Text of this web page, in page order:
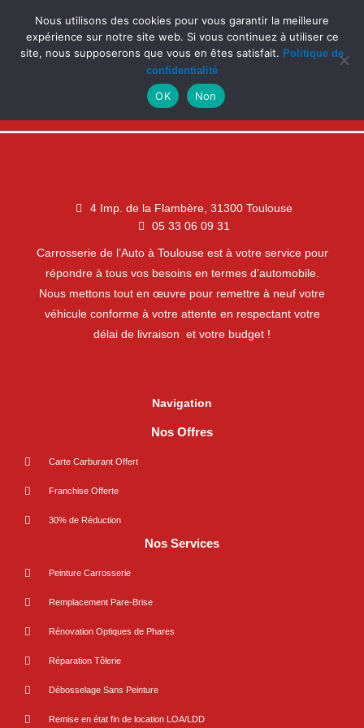
contenu
La carrosserie comme avec les agréments mais
sans les désagréments
4 Imp. de la Flambère, 31300 Toulouse
05 33 06 09 31
Carrosserie de l’Auto à Toulouse est à votre service pour
répondre à tous vos besoins en termes d’automobile.
Nous mettons tout en œuvre pour remettre à neuf votre
véhicule conforme à votre attente en respectant votre
délai de livraison et votre budget !
Navigation
Nos Offres
Carte Carburant Offert
Franchise Offerte
30% de Réduction
Nos Services
Peinture Carrosserie
Remplacement Pare-Brise
Rénovation Optiques de Phares
Réparation Tôlerie
Débosselage Sans Peinture
Remise en état fin de location LOA/LDD
Nous utilisons des cookies pour vous garantir la meilleure
expérience sur notre site web. Si vous continuez à utiliser ce
site, nous supposerons que vous en êtes satisfait. Politique de
confidentialité
OK Non